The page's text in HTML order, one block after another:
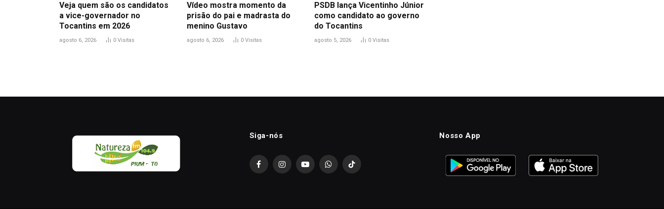
Veja quem são os candidatos
a vice-governador no
Tocantins em 2026
agosto 6, 2026 0 Visitas
Vídeo mostra momento da
prisão do pai e madrasta do
menino Gustavo
agosto 6, 2026 0 Visitas
PSDB lança Vicentinho Júnior
como candidato ao governo
do Tocantins
agosto 5, 2026 0 Visitas
Siga-nós
FacebookInstagramYouTubeWhatsAppTikTok
Nosso App